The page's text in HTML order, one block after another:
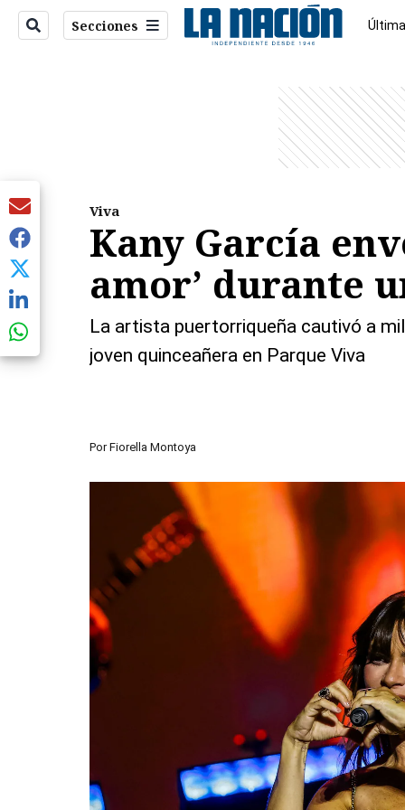
Secciones
Viva
Kany García
amor’ durante
La artista puertorriqueña cautivó a
joven quinceañera en Parque Viva
Por Fiorella Montoya